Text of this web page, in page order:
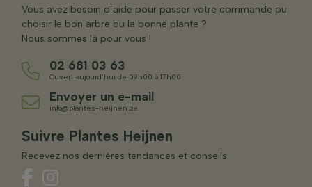
Vous avez besoin d’aide pour passer votre commande ou
choisir le bon arbre ou la bonne plante ?
Nous sommes là pour vous !
02 681 03 63
Ouvert aujourd’hui de 09h00 à 17h00
Envoyer un e-mail
info@plantes-heijnen.be
Suivre Plantes Heijnen
Recevez nos dernières tendances et conseils.